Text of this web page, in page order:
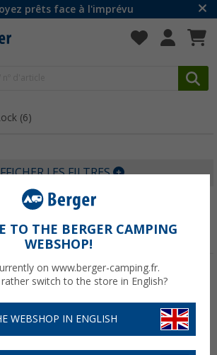
prêts face à l'imprévu
(6)
LES FILTRES
-11%
TO THE BERGER CAMPING
WEBSHOP!
on www.berger-camping.fr.
switch to the store in English?
WEBSHOP IN ENGLISH